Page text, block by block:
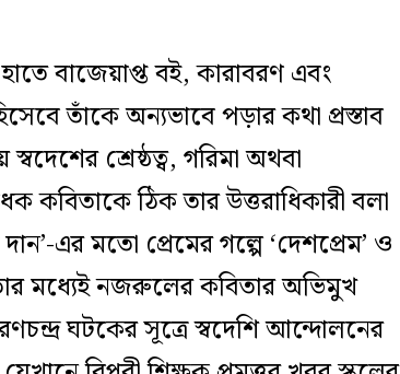
বাজেয়াপ্ত বই, কারাবরণ এবং
তাঁকে অন্যভাবে পড়ার কথা প্রস্তাব
শ্রেষ্ঠত্ব, গরিমা অথবা
কবিতাকে ঠিক তার উত্তরাধিকারী বলা
এর মতো প্রেমের গল্পে ‘দেশপ্রেম’ ও
মধ্যেই নজরুলের কবিতার অভিমুখ
ঘটকের সূত্রে স্বদেশি আন্দোলনের